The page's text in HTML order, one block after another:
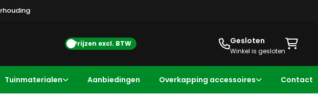
Prijzen excl. BTW Gesloten
Winkel is gesloten
Tuinmaterialen Aanbiedingen Overkapping accessoires Contact